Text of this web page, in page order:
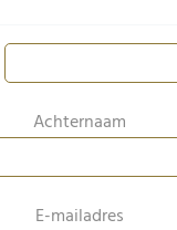
Achternaam
E-mailadres